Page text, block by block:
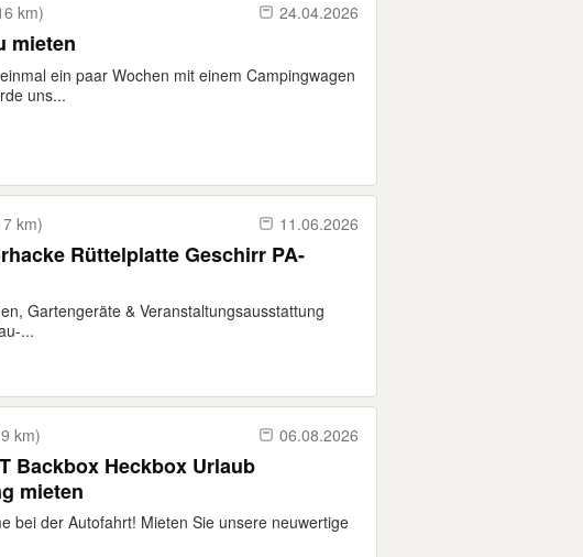
km) 24.04.2026
mieten
ein paar Wochen mit einem Campingwagen
uns...
km) 11.06.2026
Rüttelplatte Geschirr PA-
Gartengeräte & Veranstaltungsausstattung
...
km) 06.08.2026
Backbox Heckbox Urlaub
mieten
bei der Autofahrt! Mieten Sie unsere neuwertige